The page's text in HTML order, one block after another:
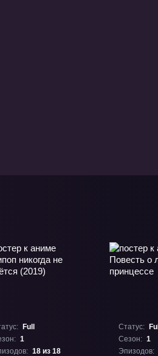
Full
1
18 из 18
Статус:
Full
Сезон: 1
Эпизодов: